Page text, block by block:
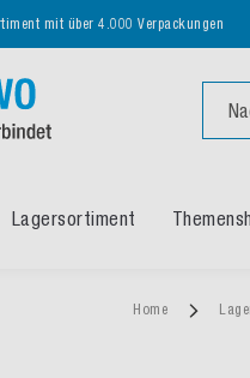
mit über 4.000 Verpackungen
Lagersortiment
Home